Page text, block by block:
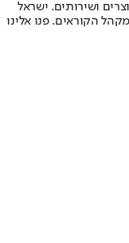
ושירותים. ישראל
הקוראים. פנו אלינו